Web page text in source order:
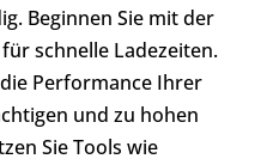
Beginnen Sie mit der
schnelle Ladezeiten.
Performance Ihrer
und zu hohen
Sie Tools wie